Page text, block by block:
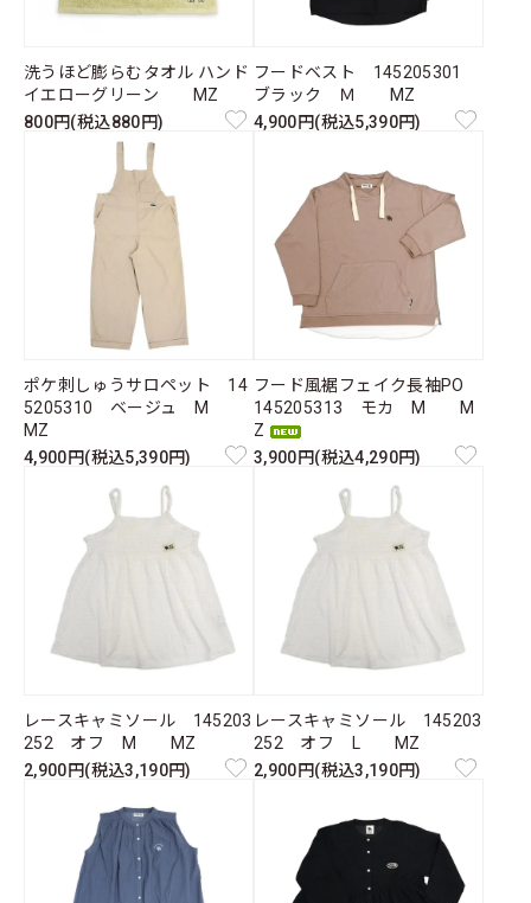
洗うほど膨らむタオル ハンド
イエローグリーン MZ
800円(税込880円)
フードベスト 145205301
ブラック Ｍ MZ
4,900円(税込5,390円)
ポケ刺しゅうサロペット 14
5205310 ベージュ M
MZ
4,900円(税込5,390円)
フード風裾フェイク長袖PO
145205313 モカ M M
Z
3,900円(税込4,290円)
レースキャミソール 145203
252 オフ M MZ
2,900円(税込3,190円)
レースキャミソール 145203
252 オフ L MZ
2,900円(税込3,190円)